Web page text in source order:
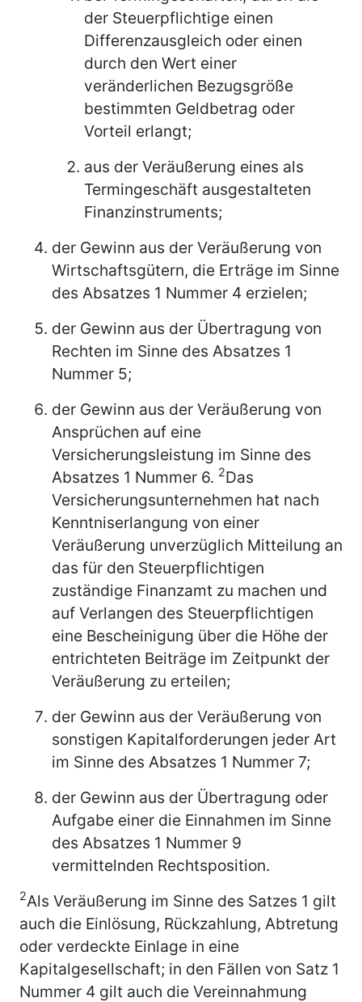
der Steuerpflichtige einen
Differenzausgleich oder einen
durch den Wert einer
veränderlichen Bezugsgröße
bestimmten Geldbetrag oder
Vorteil erlangt;
aus der Veräußerung eines als
Termingeschäft ausgestalteten
Finanzinstruments;
der Gewinn aus der Veräußerung von
Wirtschaftsgütern, die Erträge im Sinne
des Absatzes 1 Nummer 4 erzielen;
der Gewinn aus der Übertragung von
Rechten im Sinne des Absatzes 1
Nummer 5;
der Gewinn aus der Veräußerung von
Ansprüchen auf eine
Versicherungsleistung im Sinne des
Absatzes 1 Nummer 6. 2Das
Versicherungsunternehmen hat nach
Kenntniserlangung von einer
Veräußerung unverzüglich Mitteilung an
das für den Steuerpflichtigen
zuständige Finanzamt zu machen und
auf Verlangen des Steuerpflichtigen
eine Bescheinigung über die Höhe der
entrichteten Beiträge im Zeitpunkt der
Veräußerung zu erteilen;
der Gewinn aus der Veräußerung von
sonstigen Kapitalforderungen jeder Art
im Sinne des Absatzes 1 Nummer 7;
der Gewinn aus der Übertragung oder
Aufgabe einer die Einnahmen im Sinne
des Absatzes 1 Nummer 9
vermittelnden Rechtsposition.
2Als Veräußerung im Sinne des Satzes 1 gilt
auch die Einlösung, Rückzahlung, Abtretung
oder verdeckte Einlage in eine
Kapitalgesellschaft; in den Fällen von Satz 1
Nummer 4 gilt auch die Vereinnahmung